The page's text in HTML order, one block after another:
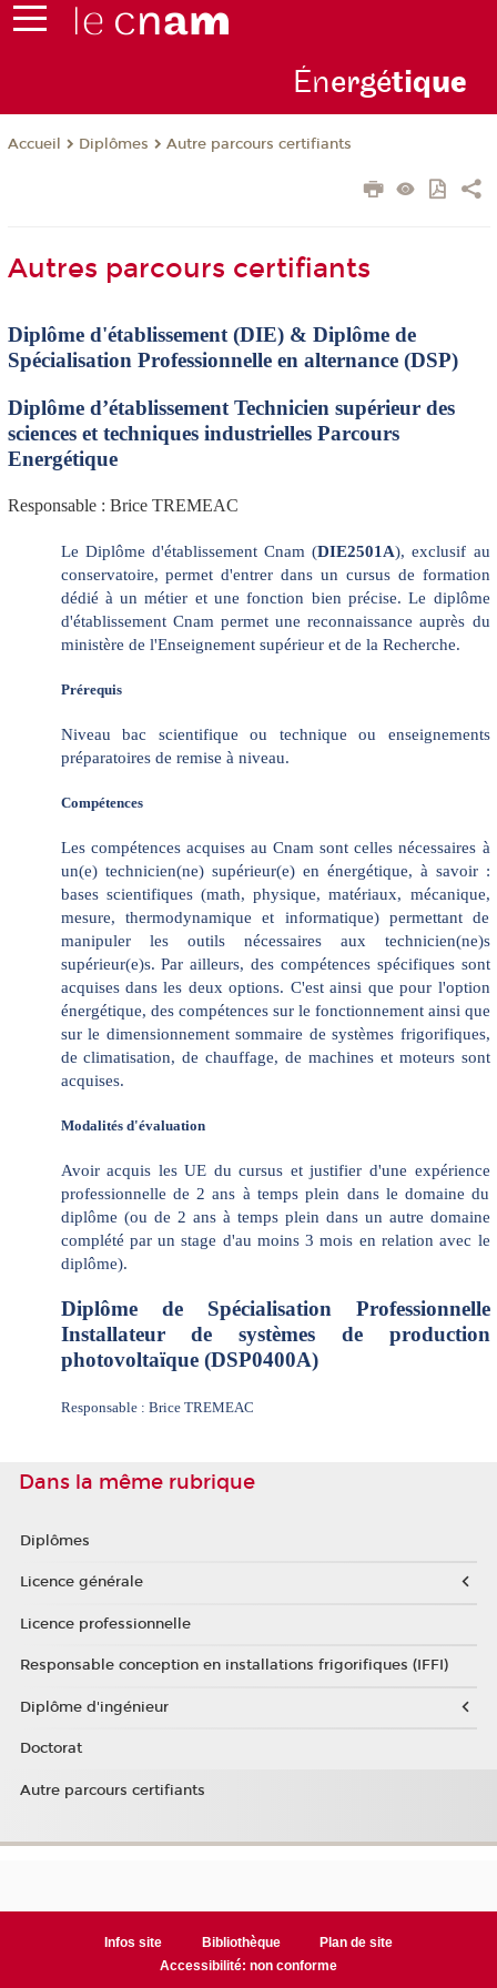
Énergétique
Accueil Diplômes Autre parcours certifiants
Autres parcours certifiants
Diplôme d'établissement (DIE) & Diplôme de
Spécialisation Professionnelle en alternance (DSP)
Diplôme d’établissement Technicien supérieur des
sciences et techniques industrielles Parcours
Energétique
Responsable : Brice TREMEAC
Le Diplôme d'établissement Cnam (DIE2501A), exclusif au
conservatoire, permet d'entrer dans un cursus de formation
dédié à un métier et une fonction bien précise. Le diplôme
d'établissement Cnam permet une reconnaissance auprès du
ministère de l'Enseignement supérieur et de la Recherche.
Prérequis
Niveau bac scientifique ou technique ou enseignements
préparatoires de remise à niveau.
Compétences
Les compétences acquises au Cnam sont celles nécessaires à
un(e) technicien(ne) supérieur(e) en énergétique, à savoir :
bases scientifiques (math, physique, matériaux, mécanique,
mesure, thermodynamique et informatique) permettant de
manipuler les outils nécessaires aux technicien(ne)s
supérieur(e)s. Par ailleurs, des compétences spécifiques sont
acquises dans les deux options. C'est ainsi que pour l'option
énergétique, des compétences sur le fonctionnement ainsi que
sur le dimensionnement sommaire de systèmes frigorifiques,
de climatisation, de chauffage, de machines et moteurs sont
acquises.
Modalités d'évaluation
Avoir acquis les UE du cursus et justifier d'une expérience
professionnelle de 2 ans à temps plein dans le domaine du
diplôme (ou de 2 ans à temps plein dans un autre domaine
complété par un stage d'au moins 3 mois en relation avec le
diplôme).
Diplôme de Spécialisation Professionnelle
Installateur de systèmes de production
photovoltaïque (DSP0400A)
Responsable : Brice TREMEAC
Dans la même rubrique
Diplômes
Licence générale
Licence professionnelle
Responsable conception en installations frigorifiques (IFFI)
Diplôme d'ingénieur
Doctorat
Autre parcours certifiants
Infos site Bibliothèque
Plan de site
Accessibilité: non conforme